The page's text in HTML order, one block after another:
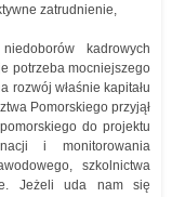
zatrudnienie,
kadrowych
potrzeba mocniejszego
rozwój właśnie kapitału
Pomorskiego przyjął
do projektu
i monitorowania
szkolnictwa
Jeżeli uda nam się